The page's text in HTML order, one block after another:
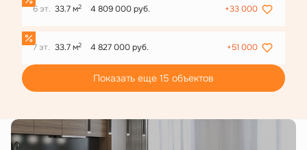
6 эт. 33.7 м2 4 809 000 руб. +33 000
7 эт. 33.7 м2 4 827 000 руб. +51 000
Показать еще 15 объектов